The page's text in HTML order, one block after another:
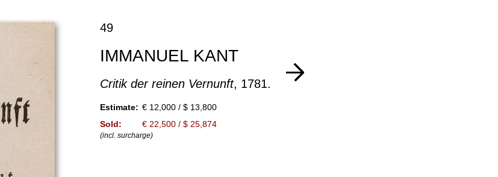
49
IMMANUEL KANT
Critik der reinen Vernunft, 1781.
Estimate: € 12,000 / $ 13,800
Sold:
€ 22,500 / $ 25,874
(incl. surcharge)